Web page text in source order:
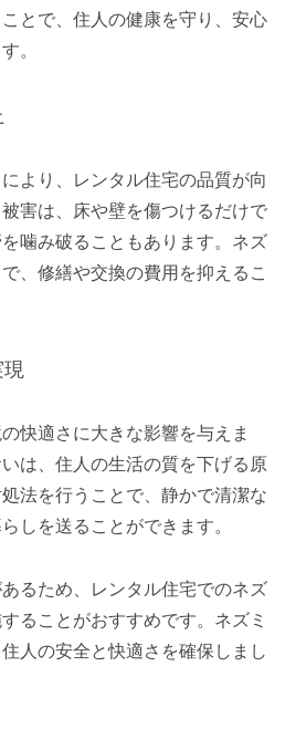
とで、住人の健康を守り、安心
。
より、レンタル住宅の品質が向
害は、床や壁を傷つけるだけで
噛み破ることもあります。ネズ
、修繕や交換の費用を抑えるこ
快適さに大きな影響を与えま
は、住人の生活の質を下げる原
法を行うことで、静かで清潔な
しを送ることができます。
るため、レンタル住宅でのネズ
ることがおすすめです。ネズミ
人の安全と快適さを確保しまし